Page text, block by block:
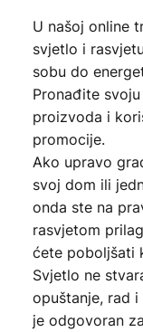
U našoj online
svjetlo i
sobu do
Pronađite
proizvoda i
promocije.
Ako upravo
svoj dom ili
onda ste na
rasvjetom
ćete poboljšati
Svjetlo ne
opuštanje, rad
je odgovoran